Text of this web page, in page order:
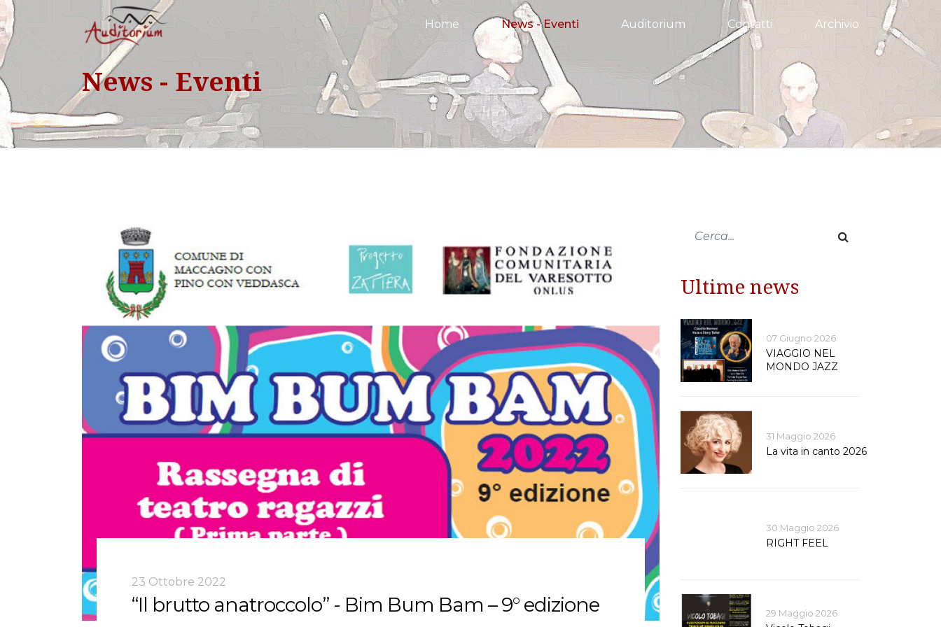
Home News - Eventi Auditorium Contatti Archivio
News - Eventi
23 Ottobre 2022
“Il brutto anatroccolo” - Bim Bum Bam – 9° edizione
Ultime news
07 Giugno 2026
VIAGGIO NEL
MONDO JAZZ
31 Maggio 2026
La vita in canto 2026
30 Maggio 2026
RIGHT FEEL
29 Maggio 2026